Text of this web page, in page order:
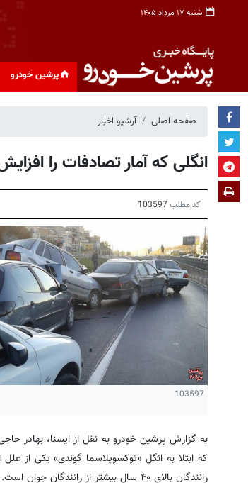
شنبه ۱۷ مرداد ۱۴۰۵
پرشین خودرو
صفحه اصلی آرشیو اخبار
انگلی که آمار تصادفات را
کد مطلب 103597
103597
به گزارش پرشین خودرو به نقل از ایسنا، بهادر
که ابتلا به انگل «توکسوپلاسما گوندی» یکی از
رانندگان بالای ۴۰ سال بیشتر از رانندگان جوان است.